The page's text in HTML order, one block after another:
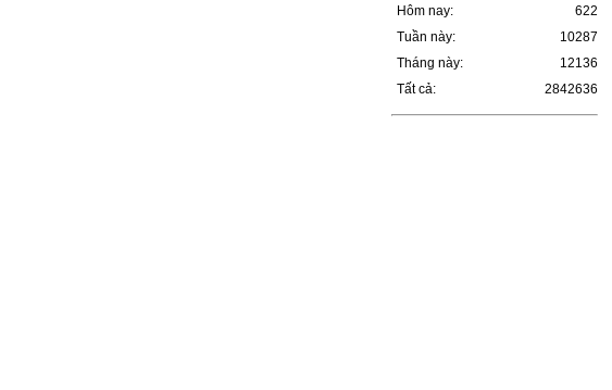
Hôm nay:
Tuần này:
Tháng này:
Tất cả:
622
10287
12136
2842636